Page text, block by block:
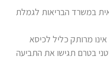
במשרד הבריאות לגמלת
מרותק כליל לכיסא
בטרם תגישו את התביעה